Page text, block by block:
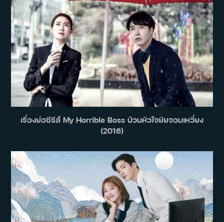
เรื่องย่อซีรีส์ My Horrible Boss ป่วนหัวใจยัยจอมเหวี่ยง
(2016)